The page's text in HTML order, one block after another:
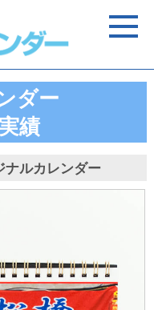
ダー
績
ナルカレンダー